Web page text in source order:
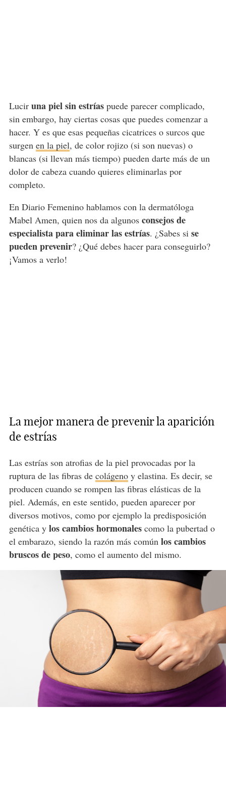
Lucir una piel sin estríaspuede parecer complicado,
sin embargo, hay ciertas cosas que puedes comenzar a
hacer. Y es que esas pequeñas cicatrices o surcos que
surgen en la piel, de color rojizo (si son nuevas) o
blancas (si llevan más tiempo) pueden darte más de un
dolor de cabeza cuando quieres eliminarlas por
completo.
En Diario Femenino hablamos con la dermatóloga
Mabel Amen, quien nos da algunos consejos de
especialista para eliminar las estrías. ¿Sabes si se
pueden prevenir? ¿Qué debes hacer para conseguirlo?
¡Vamos a verlo!
La mejor manera de prevenir la aparición
de estrías
Las estrías son atrofias de la piel provocadas por la
ruptura de las fibras de colágenoy elastina. Es decir, se
producen cuando se rompen las fibras elásticas de la
piel. Además, en este sentido, pueden aparecer por
diversos motivos, como por ejemplo la predisposición
genética y los cambios hormonalescomo la pubertad o
el embarazo, siendo la razón más común los cambios
bruscos de peso, como el aumento del mismo.